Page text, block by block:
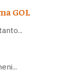
GOL